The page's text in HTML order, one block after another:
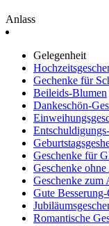
Anlass
Gelegenheit
Gechenke für
Beileids-Blumen
Dankeschön-
Geschenke für
Geschenke ohne
Geschenke zum
Gute
Romantische